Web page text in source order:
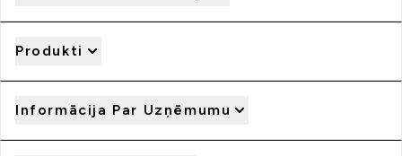
Produkti
Informācija Par Uzņēmumu